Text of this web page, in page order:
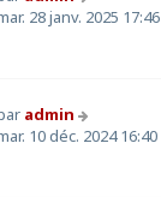
28 janv. 2025 17:46
admin
10 déc. 2024 16:40